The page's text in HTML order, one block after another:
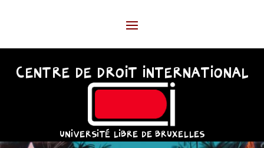
CENTRE DE DROIT INTERNATIONAL
UNIVERSITÉ LIBRE DE BRUXELLES